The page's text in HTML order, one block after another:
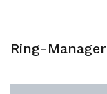
Ring-Manager